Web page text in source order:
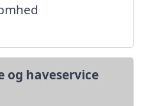
og haveservice